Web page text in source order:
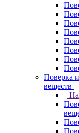
Поверка
веществ